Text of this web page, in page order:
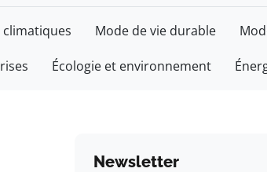
climatiques Mode de vie durable
Écologie et environnement
Newsletter